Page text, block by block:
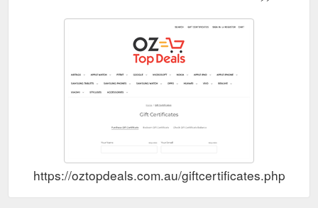
https://oztopdeals.com.au/giftcertificates.php